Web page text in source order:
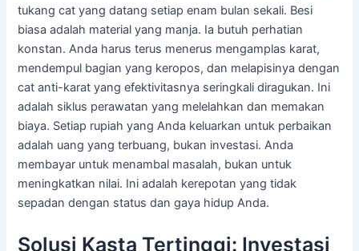
tukang cat yang datang setiap enam bulan sekali. Besi
biasa adalah material yang manja. Ia butuh perhatian
konstan. Anda harus terus menerus mengamplas karat,
mendempul bagian yang keropos, dan melapisinya dengan
cat anti-karat yang efektivitasnya seringkali diragukan. Ini
adalah siklus perawatan yang melelahkan dan memakan
biaya. Setiap rupiah yang Anda keluarkan untuk perbaikan
adalah uang yang terbuang, bukan investasi. Anda
membayar untuk menambal masalah, bukan untuk
meningkatkan nilai. Ini adalah kerepotan yang tidak
sepadan dengan status dan gaya hidup Anda.
Solusi Kasta Tertinggi: Investasi